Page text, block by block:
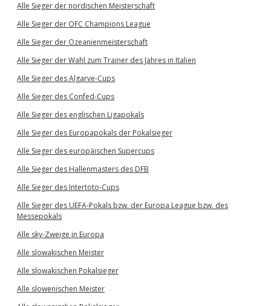
Alle Sieger der nordischen Meisterschaft
Alle Sieger der OFC Champions League
Alle Sieger der Ozeanienmeisterschaft
Alle Sieger der Wahl zum Trainer des Jahres in Italien
Alle Sieger des Algarve-Cups
Alle Sieger des Confed-Cups
Alle Sieger des englischen Ligapokals
Alle Sieger des Europapokals der Pokalsieger
Alle Sieger des europäischen Supercups
Alle Sieger des Hallenmasters des DFB
Alle Sieger des Intertoto-Cups
Alle Sieger des UEFA-Pokals bzw. der Europa League bzw. des
Messepokals
Alle sky-Zweige in Europa
Alle slowakischen Meister
Alle slowakischen Pokalsieger
Alle slowenischen Meister